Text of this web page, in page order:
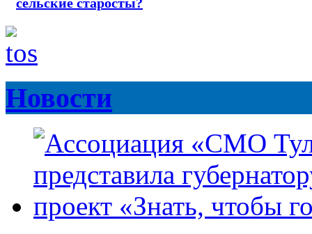
Новости